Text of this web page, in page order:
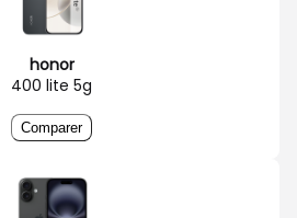
honor
400 lite 5g
Comparer